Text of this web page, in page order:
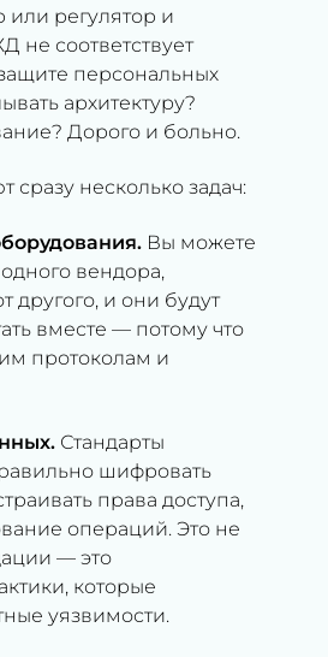
или регулятор и
не соответствует
персональных
архитектуру?
Дорого и больно.
сразу несколько задач:
Вы можете
вендора,
другого, и они будут
вместе — потому что
протоколам и
Стандарты
шифровать
права доступа,
операций. Это не
— это
которые
уязвимости.